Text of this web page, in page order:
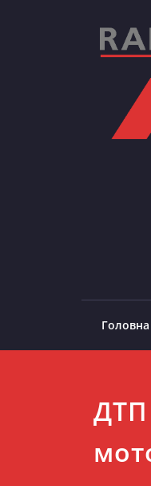
Головна
ДТП